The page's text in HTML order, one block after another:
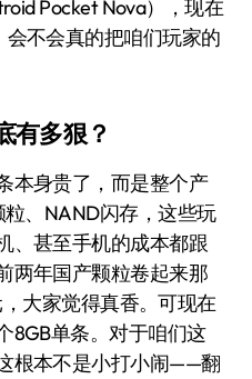
Pocket Nova），现在
不会真的把咱们玩家的
有多狠？
本身贵了，而是整个产
、NAND闪存，这些玩
、甚至手机的成本都跟
两年国产颗粒卷起来那
，大家觉得真香。可现在
8GB单条。对于咱们这
根本不是小打小闹——翻